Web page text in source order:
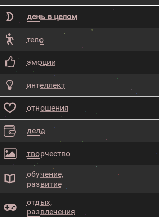
день в целом
тело
эмоции
интеллект
отношения
дела
творчество
обучение,
развитие
отдых,
развлечения